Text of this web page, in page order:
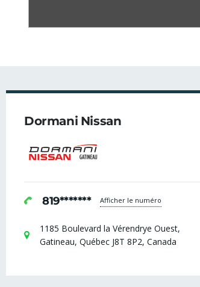
Dormani Nissan
819******* Afficher le numéro
1185 Boulevard la Vérendrye Ouest,
Gatineau, Québec J8T 8P2, Canada